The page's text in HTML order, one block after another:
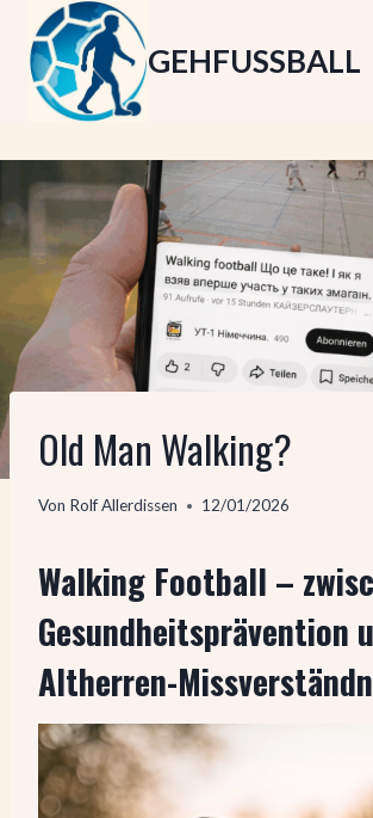
Inhalt
springen
GEHFUSSBALL
Old Man Walking?
Von Rolf Allerdissen 12/01/2026
Walking Football –
Gesundheitsprävention
Altherren-